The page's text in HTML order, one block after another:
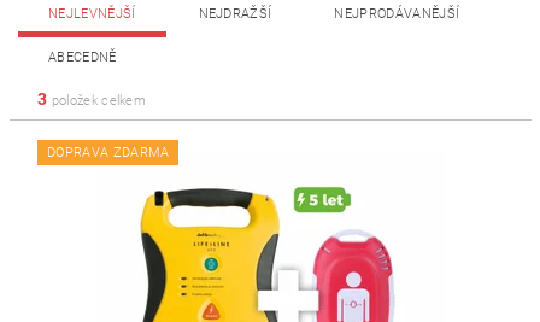
NEJLEVNĚJŠÍ NEJDRAŽŠÍ NEJPRODÁVANĚJŠÍ
ABECEDNĚ
3 položek celkem
DOPRAVA ZDARMA